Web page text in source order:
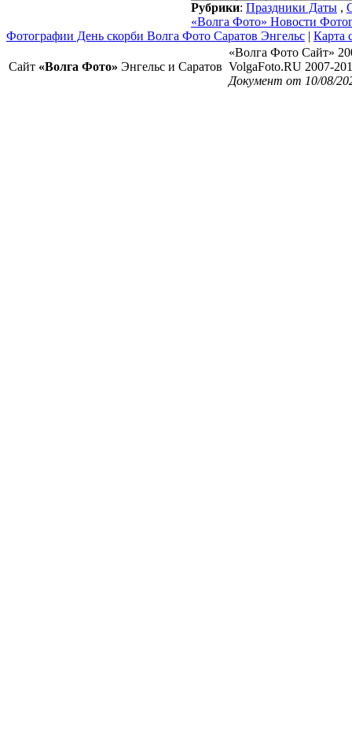
Рубрики: Праздники Даты ,
«Волга Фото» Новости
Фотографии День скорби Волга Фото Саратов Энгельс | Карта
Сайт «Волга Фото» Энгельс и Саратов
«Волга Фото Сайт»
VolgaFoto.RU 2007-
Документ от 10/08/